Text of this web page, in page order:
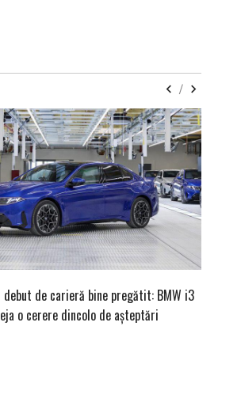
/
debut de carieră bine pregătit: BMW i3
o cerere dincolo de așteptări